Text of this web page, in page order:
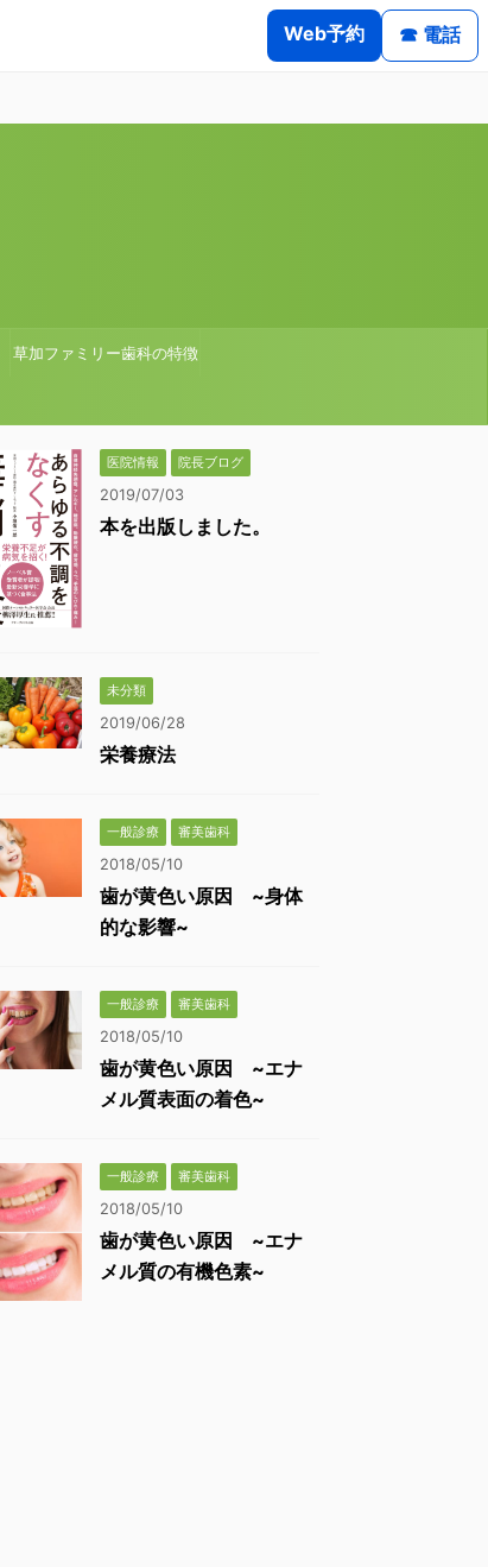
Web予約 ☎ 電話
草加ファミリー歯科の特徴
医院情報 院長ブログ
2019/07/03
本を出版しました。
未分類
2019/06/28
栄養療法
一般診療 審美歯科
2018/05/10
歯が黄色い原因 ~身体
的な影響~
一般診療 審美歯科
2018/05/10
歯が黄色い原因 ~エナ
メル質表面の着色~
一般診療 審美歯科
2018/05/10
歯が黄色い原因 ~エナ
メル質の有機色素~